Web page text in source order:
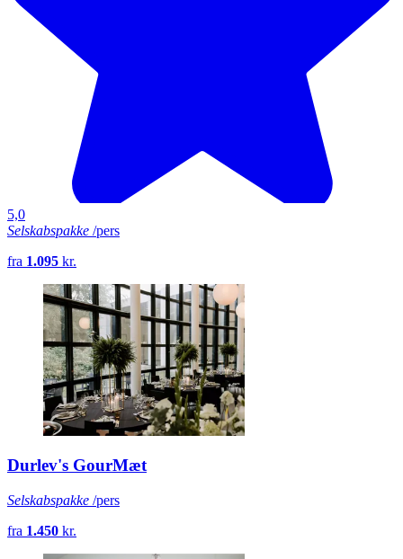
5,0
Selskabspakke /pers
fra 1.095 kr.
Durlev's GourMæt
Selskabspakke /pers
fra 1.450 kr.